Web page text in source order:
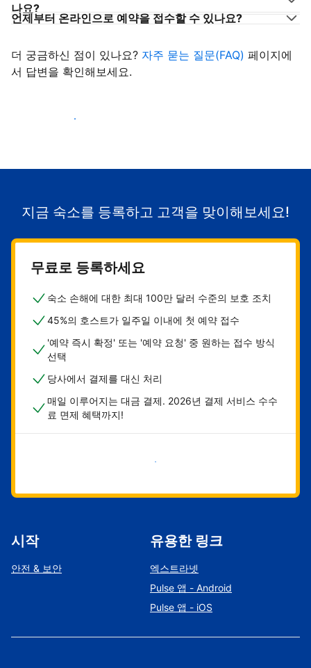
나요?
언제부터 온라인으로 예약을 접수할 수 있나요?
더 궁금하신 점이 있나요? 자주 묻는 질문(FAQ) 페이지에
서 답변을 확인해보세요.
숙소로 고객 유치하기
지금 숙소를 등록하고 고객을 맞이해보세요!
무료로 등록하세요
숙소 손해에 대한 최대 100만 달러 수준의 보호 조치
45%의 호스트가 일주일 이내에 첫 예약 접수
'예약 즉시 확정' 또는 '예약 요청' 중 원하는 접수 방식
선택
당사에서 결제를 대신 처리
매일 이루어지는 대금 결제. 2026년 결제 서비스 수수
료 면제 혜택까지!
지금 시작하기
시작
안전 & 보안
유용한 링크
엑스트라넷
Pulse 앱 - Android
Pulse 앱 - iOS